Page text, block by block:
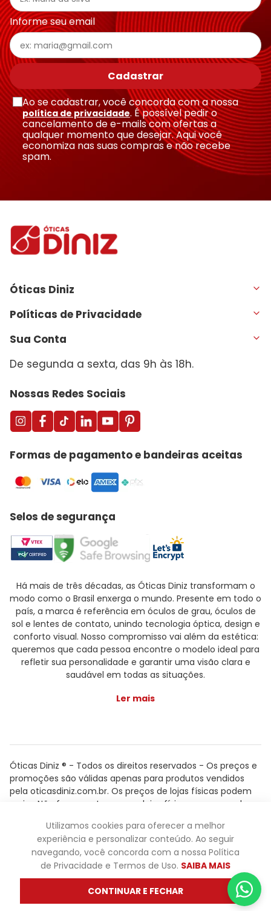
Informe seu email
Cadastrar
Ao se cadastrar, você concorda com a nossa
política de privacidade. É possível pedir o
cancelamento de e-mails com ofertas a
qualquer momento que desejar. Aqui você
economiza nas suas compras e não recebe
spam.
Óticas Diniz
Políticas de Privacidade
Sua Conta
De segunda a sexta, das 9h às 18h.
Nossas Redes Sociais
Formas de pagamento e bandeiras aceitas
Selos de segurança
Há mais de três décadas, as Óticas Diniz transformam o
modo como o Brasil enxerga o mundo. Presente em todo o
país, a marca é referência em óculos de grau, óculos de
sol e lentes de contato, unindo tecnologia óptica, design e
conforto visual. Nosso compromisso vai além da estética:
queremos que cada pessoa encontre o modelo ideal para
refletir sua personalidade e garantir uma visão clara e
saudável em todas as situações.
Ler mais
Óticas Diniz ® - Todos os direitos reservados - Os preços e
promoções são válidas apenas para produtos vendidos
pela oticasdiniz.com.br. Os preços de lojas físicas podem
variar. Não fazemos trocas em lojas físicas, apenas pelo
Powered by
Utilizamos cookies para oferecer a melhor
experiência e personalizar conteúdo. Ao seguir
navegando, você concorda com a nossa Política
de Privacidade e Termos de Uso. SAIBA MAIS
CONTINUAR E FECHAR